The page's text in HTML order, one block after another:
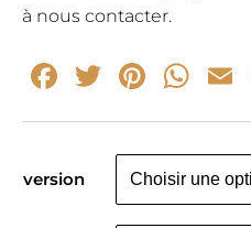
à nous contacter.
Facebook
Twitter
version